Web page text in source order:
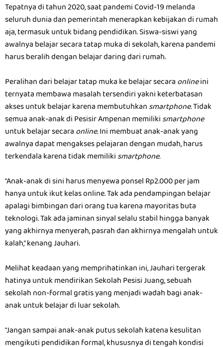
Tepatnya di tahun 2020, saat pandemi Covid-19 melanda
seluruh dunia dan pemerintah menerapkan kebijakan di rumah
aja, termasuk untuk bidang pendidikan. Siswa-siswi yang
awalnya belajar secara tatap muka di sekolah, karena pandemi
harus beralih dengan belajar daring dari rumah.
Peralihan dari belajar tatap muka ke belajar secaraonlineini
ternyata membawa masalah tersendiri yakni keterbatasan
akses untuk belajar karena membutuhkansmartphone.Tidak
semua anak-anak di Pesisir Ampenan memilikismartphone
untuk belajar secaraonline.Ini membuat anak-anak yang
awalnya dapat mengakses pelajaran dengan mudah, harus
terkendala karena tidak memilikismartphone.
“Anak-anak di sini harus menyewa ponsel Rp2.000 per jam
hanya untuk ikut kelas online. Tak ada pendampingan belajar
apalagi bimbingan dari orang tua karena mayoritas buta
teknologi. Tak ada jaminan sinyal selalu stabil hingga banyak
yang akhirnya menyerah, pasrah dan akhirnya mengalah untuk
kalah,” kenang Jauhari.
Melihat keadaan yang memprihatinkan ini, Jauhari tergerak
hatinya untuk mendirikan Sekolah Pesisi Juang, sebuah
sekolah non-formal gratis yang menjadi wadah bagi anak-
anak untuk belajar di luar sekolah.
"Jangan sampai anak-anak putus sekolah katena kesulitan
mengikuti pendidikan formal, khususnya di tengah kondisi